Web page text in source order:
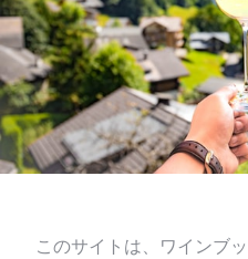
このサイトは、ワインブ